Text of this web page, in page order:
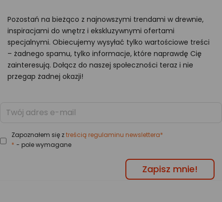
Pozostań na bieżąco z najnowszymi trendami w drewnie,
inspiracjami do wnętrz i ekskluzywnymi ofertami
specjalnymi. Obiecujemy wysyłać tylko wartościowe treści
– żadnego spamu, tylko informacje, które naprawdę Cię
zainteresują. Dołącz do naszej społeczności teraz i nie
przegap żadnej okazji!
Zapoznałem się ztreścią regulaminu newslettera*
* - pole wymagane